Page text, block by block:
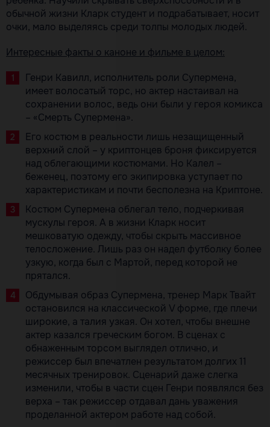
обычной жизни Кларк студент и подрабатывает, носит
очки, мало выделяясь среди толпы молодых людей.
Интересные факты о каноне и фильме в целом:
Генри Кавилл, исполнитель роли Супермена,
имеет волосатый торс, но актер настаивал на
сохранении волос, ведь они были у героя комикса
– «Смерть Супермена».
Его костюм в реальности лишь незащищенный
верхний слой – у криптонцев броня фиксируется
над облегающими костюмами. Но Калел –
беженец, поэтому его экипировка уступает по
характеристикам и почти бесполезна на Криптоне.
Костюм Супермена облегал тело, подчеркивая
мускулы героя. А в жизни Кларк носит
мешковатую одежду, чтобы скрыть массивное
телосложение. Лишь раз он надел футболку более
узкую, когда был с Мартой, перед которой не
прятался.
Обдумывая образ Супермена, тренер Марк Твайт
остановился на классической V форме, где плечи
широкие, а талия узкая. Он хотел, чтобы внешне
актер казался греческим богом. В сценах с
обнаженным торсом выглядел отлично, и
режиссер был впечатлен результатом долгих 11
месячных тренировок. Сценарий даже слегка
изменили, чтобы в части сцен Генри появлялся без
верха – так режиссер отдавал дань уважения
проделанной актером работе над собой.